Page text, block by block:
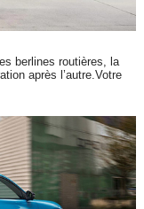
berlines routières, la
après l’autre.Votre